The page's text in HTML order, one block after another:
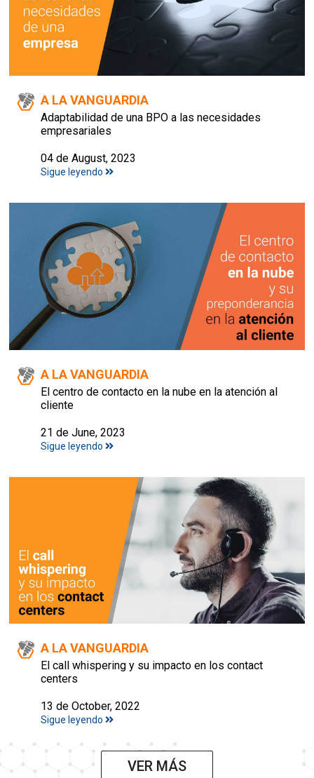
A LA VANGUARDIA
Adaptabilidad de una BPO a las necesidades
empresariales
04 de August, 2023
Sigue leyendo
A LA VANGUARDIA
El centro de contacto en la nube en la atención al
cliente
21 de June, 2023
Sigue leyendo
A LA VANGUARDIA
El call whispering y su impacto en los contact
centers
13 de October, 2022
Sigue leyendo
VER MÁS